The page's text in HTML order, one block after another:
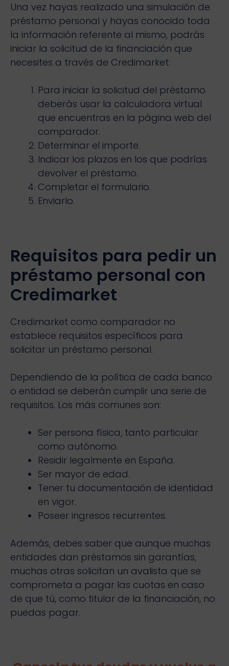
Una vez hayas realizado una simulación de
préstamo personal y hayas conocido toda
la información referente al mismo, podrás
iniciar la solicitud de la financiación que
necesites a través de Credimarket:
Para iniciar la solicitud del préstamo
deberás usar la calculadora virtual
que encuentras en la página web del
comparador.
Determinar el importe.
Indicar los plazos en los que podrías
devolver el préstamo.
Completar el formulario.
Enviarlo.
Requisitos para pedir un
préstamo personal con
Credimarket
Credimarket como comparador no
establece requisitos específicos para
solicitar un préstamo personal.
Dependiendo de la política de cada banco
o entidad se deberán cumplir una serie de
requisitos. Los más comunes son:
Ser persona física, tanto particular
como autónomo.
Residir legalmente en España.
Ser mayor de edad.
Tener tu documentación de identidad
en vigor.
Poseer ingresos recurrentes.
Además, debes saber que aunque muchas
entidades dan préstamos sin garantías,
muchas otras solicitan un avalista que se
comprometa a pagar las cuotas en caso
de que tú, como titular de la financiación, no
puedas pagar.